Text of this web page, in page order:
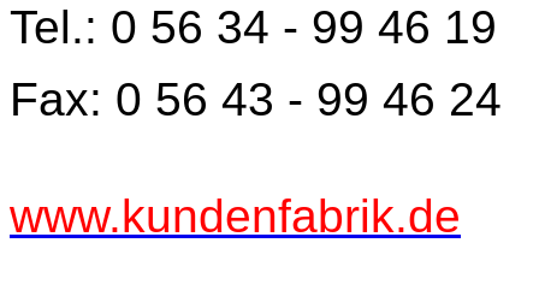
Tel.: 0 56 34 - 99 46 19
Fax: 0 56 43 - 99 46 24
www.kundenfabrik.de